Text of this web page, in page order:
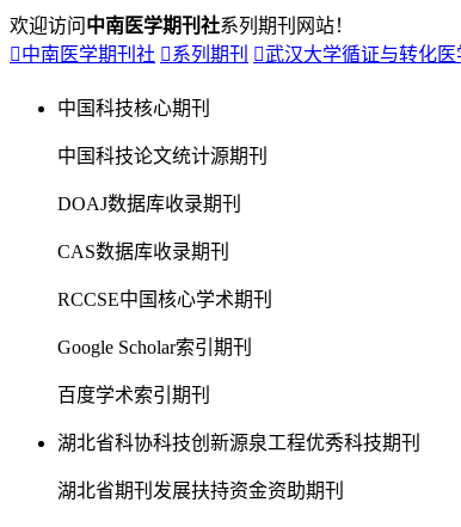
欢迎访问 中南医学期刊社系列期刊网站！
中南医学期刊社 系列期刊 武汉大学循证与转化医
中国科技核心期刊
中国科技论文统计源期刊
DOAJ数据库收录期刊
CAS数据库收录期刊
RCCSE中国核心学术期刊
Google Scholar索引期刊
百度学术索引期刊
湖北省科协科技创新源泉工程优秀科技期刊
湖北省期刊发展扶持资金资助期刊